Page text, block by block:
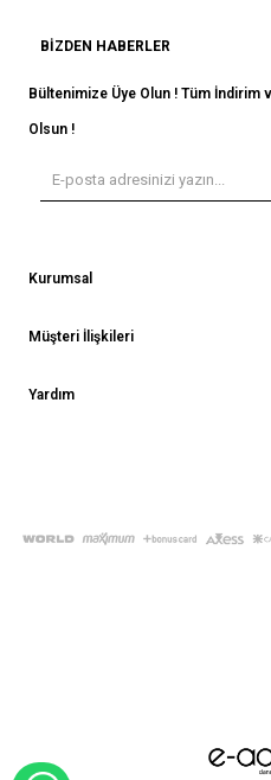
BIZDEN HABERLER
Bültenimize Üye Olun ! Tüm İndirim
Olsun !
Kurumsal
Müşteri İlişkileri
Yardım